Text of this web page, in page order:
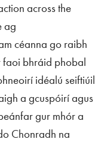
across the
ag
céanna go raibh
faoi bhráid phobal
idéalú seiftiúil
a gcuspóirí agus
gur mhór a
Chonradh na